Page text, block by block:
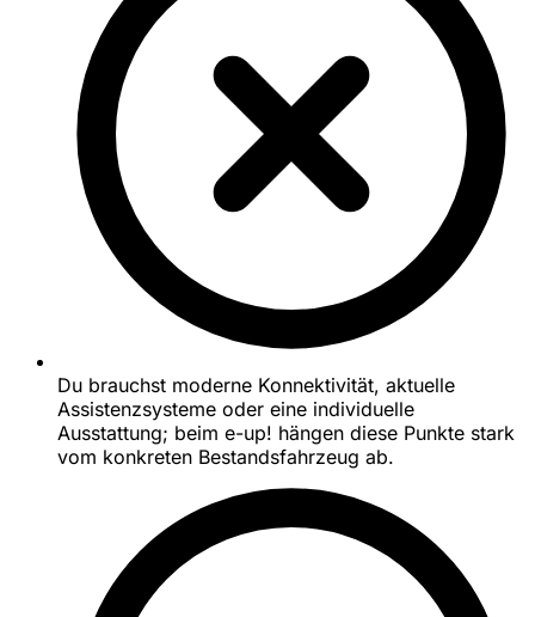
Du brauchst moderne Konnektivität, aktuelle
Assistenzsysteme oder eine individuelle
Ausstattung; beim e-up! hängen diese Punkte stark
vom konkreten Bestandsfahrzeug ab.